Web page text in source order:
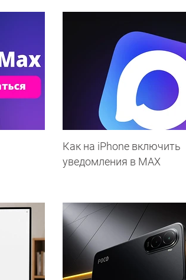
Как на iPhone включить
уведомления в MAX